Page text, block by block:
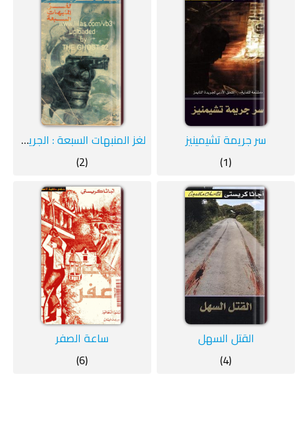
سر جريمة تشيمينيز
(1)
‫لغز المنبهات السبعة : الجريمة الغريبة ‬
(2)
‫القتل السهل
(4)
ساعة الصفر
(6)